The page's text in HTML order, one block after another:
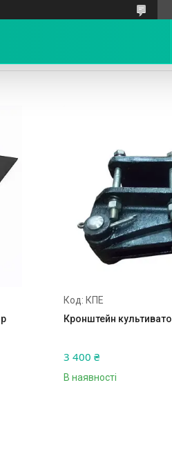
КПЕ
Кронштейн
3 400 ₴
В наявності